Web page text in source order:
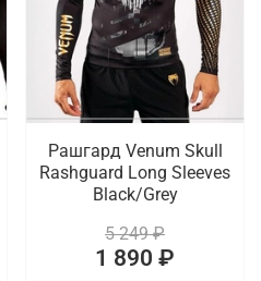
Рашгард Venum Skull
Rashguard Long Sleeves
Black/Grey
5 249 ₽
1 890 ₽